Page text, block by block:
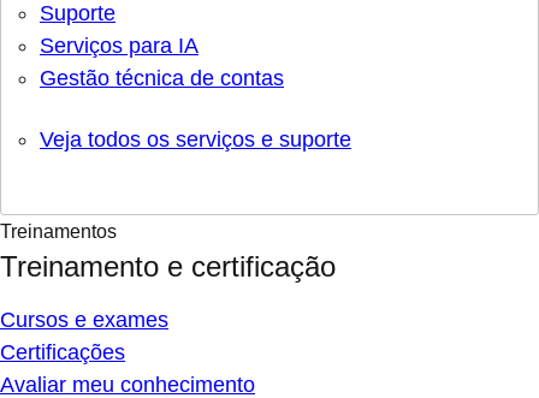
Suporte
Serviços para IA
Gestão técnica de contas
Veja todos os serviços e suporte
Treinamentos
Treinamento e certificação
Cursos e exames
Certificações
Avaliar meu conhecimento